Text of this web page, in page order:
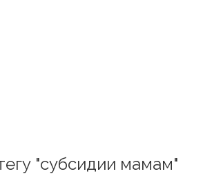
"субсидии мамам"